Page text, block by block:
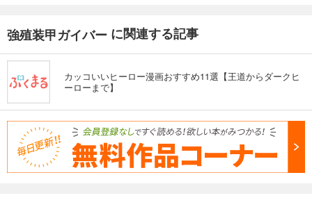
強殖装甲ガイバー に関連する記事
カッコいいヒーロー漫画おすすめ11選【王道からダークヒ
ーローまで】